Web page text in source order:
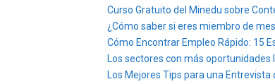
Curso Gratuito del Minedu sobre
¿Cómo saber si eres miembro de
Cómo Encontrar Empleo Rápido: 15
Los sectores con más oportunidades
Los Mejores Tips para una Entrevista